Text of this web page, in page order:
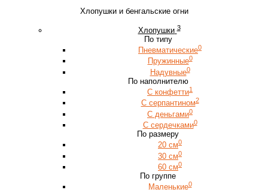
Хлопушки и бенгальские огни
Хлопушки 3
По типу
Пневматические0
Пружинные0
Надувные0
По наполнителю
С конфетти1
С серпантином2
С деньгами0
С сердечками0
По размеру
20 см0
30 см0
60 см0
По группе
Маленькие0